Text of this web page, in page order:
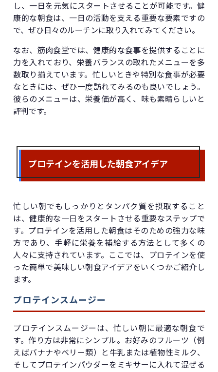
し、一日を元気にスタートさせることが可能です。健
康的な朝食は、一日の活動を支える重要な要素ですの
で、ぜひ日々のルーチンに取り入れてみてください。
なお、筋肉食堂では、健康的な食事を提供することに
力を入れており、栄養バランスの取れたメニューを多
数取り揃えています。忙しいときや特別な食事が必要
なときには、ぜひ一度訪れてみるのも良いでしょう。
彼らのメニューは、栄養価が高く、味も素晴らしいと
評判です。
プロテインを活用した朝食アイデア
忙しい朝でもしっかりとタンパク質を摂取すること
は、健康的な一日をスタートさせる重要なステップで
す。プロテインを活用した朝食はそのための強力な味
方であり、手軽に栄養を補給する方法として多くの
人々に支持されています。ここでは、プロテインを使
った簡単で美味しい朝食アイデアをいくつかご紹介し
ます。
プロテインスムージー
プロテインスムージーは、忙しい朝に最適な朝食で
す。作り方は非常にシンプル。お好みのフルーツ（例
えばバナナやベリー類）と牛乳または植物性ミルク、
そしてプロテインパウダーをミキサーに入れて混ぜる